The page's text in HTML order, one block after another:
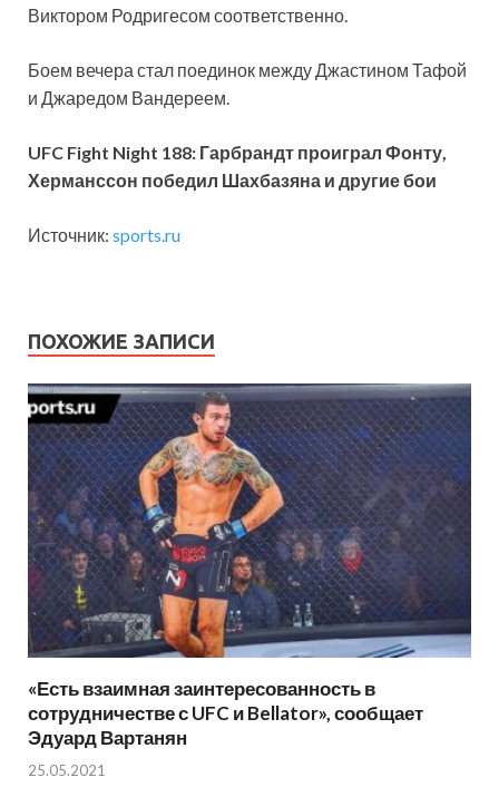
Виктором Родригесом соответственно.
Боем вечера стал поединок междуДжастином Тафой
и Джаредом Вандереем.
UFC Fight Night 188: Гарбрандт проиграл Фонту,
Херманссон победил Шахбазяна и другие бои
Источник: sports.ru
ПОХОЖИЕ ЗАПИСИ
«Есть взаимная заинтересованность в
сотрудничестве с UFC и Bellator», сообщает
Эдуард Вартанян
25.05.2021